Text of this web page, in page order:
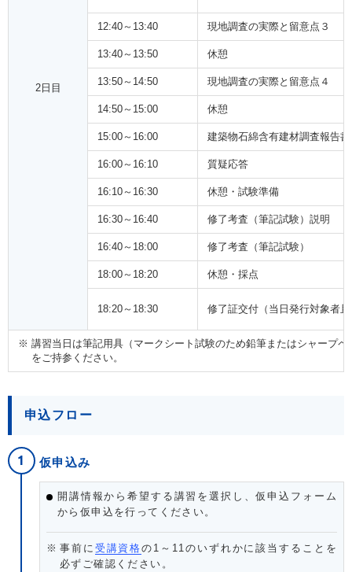
2日目
12:40～13:40 現地調査の実際と留意点３
13:40～13:50 休憩
13:50～14:50 現地調査の実際と留意点４
14:50～15:00 休憩
15:00～16:00 建築物石綿含有建材調査報告
16:00～16:10 質疑応答
16:10～16:30 休憩・試験準備
16:30～16:40 修了考査（筆記試験）説明
16:40～18:00 修了考査（筆記試験）
18:00～18:20 休憩・採点
18:20～18:30 修了証交付（当日発行対象者
講習当日は筆記用具（マークシート試験のため鉛筆またはシャープ
をご持参ください。
申込フロー
仮申込み
開講情報から希望する講習を選択し、仮申込フォーム
から仮申込を行ってください。
事前に 受講資格の1～11のいずれかに該当することを
必ずご確認ください。